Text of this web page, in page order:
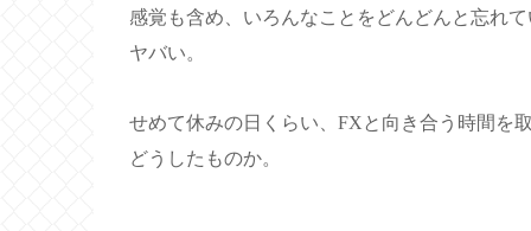
感覚も含め、いろんなことをどんどんと忘れ
ヤバい。
せめて休みの日くらい、FXと向き合う時間を
どうしたものか。